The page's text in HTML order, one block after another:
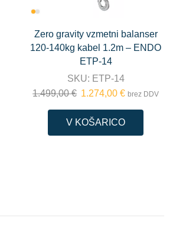
Zero gravity vzmetni balanser
120-140kg kabel 1.2m – ENDO
ETP-14
SKU: ETP-14
1.499,00€ 1.274,00€ brez DDV
V KOŠARICO